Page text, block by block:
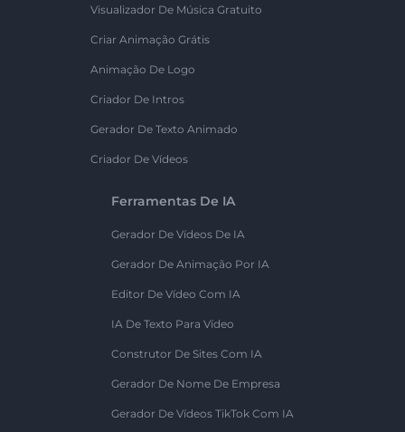
Visualizador De Música Gratuito
Criar Animação Grátis
Animação De Logo
Criador De Intros
Gerador De Texto Animado
Criador De Vídeos
Ferramentas De IA
Gerador De Vídeos De IA
Gerador De Animação Por IA
Editor De Vídeo Com IA
IA De Texto Para Vídeo
Construtor De Sites Com IA
Gerador De Nome De Empresa
Gerador De Vídeos TikTok Com IA